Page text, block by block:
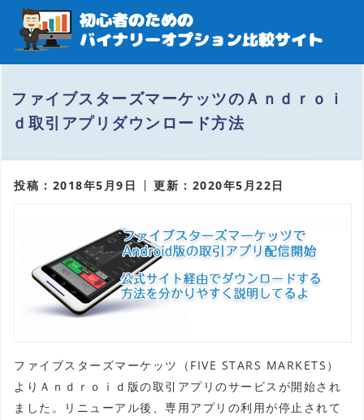
ファイブスターズマーケッツのＡｎｄｒｏｉ
ｄ取引アプリダウンロード方法
投稿 : 2018年5月9日 更新 : 2020年5月22日
ファイブスターズマーケッツ（FIVE STARS MARKETS）
よりＡｎｄｒｏｉｄ版の取引アプリのサービスが開始され
ました。リニューアル後、専用アプリの利用が停止されて